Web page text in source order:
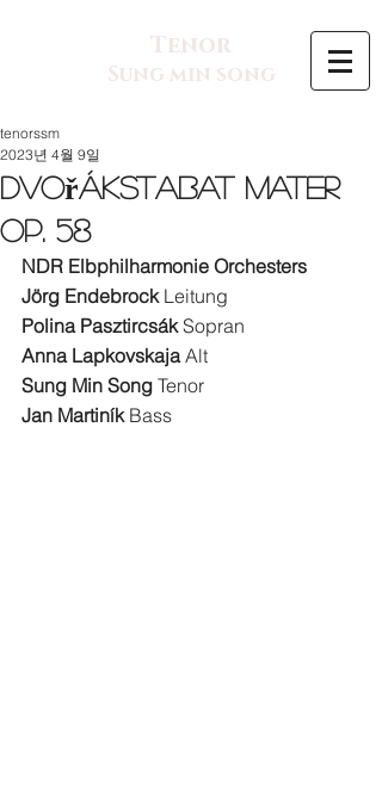
Tenor
Sung min song
DvořákStabat Mater
op. 58
tenorssm
2023년 4월 9일
NDR Elbphilharmonie Orchesters
Jörg Endebrock Leitung
Polina Pasztircsák Sopran
Anna Lapkovskaja Alt
Sung Min Song Tenor
Jan Martiník Bass